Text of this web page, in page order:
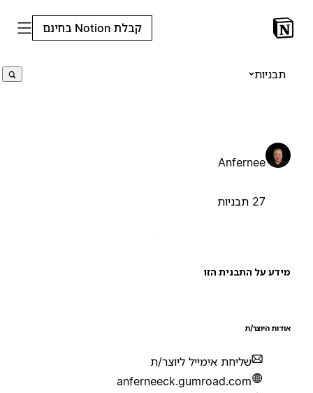
קבלת Notion בחינם
תבניות
Anfernee
על התבנית הזו
היוצר/ת
שליחת אימייל ליוצר/ת
anferneeck.gumroad.com